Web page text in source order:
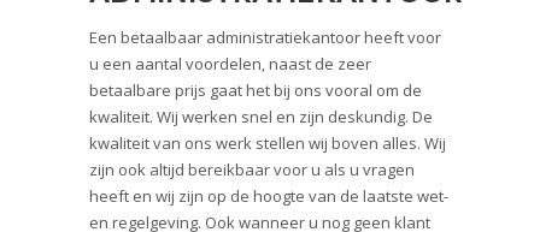
Een betaalbaar administratiekantoor heeft voor
u een aantal voordelen, naast de zeer
betaalbare prijs gaat het bij ons vooral om de
kwaliteit. Wij werken snel en zijn deskundig. De
kwaliteit van ons werk stellen wij boven alles. Wij
zijn ook altijd bereikbaar voor u als u vragen
heeft en wij zijn op de hoogte van de laatste wet-
en regelgeving. Ook wanneer u nog geen klant